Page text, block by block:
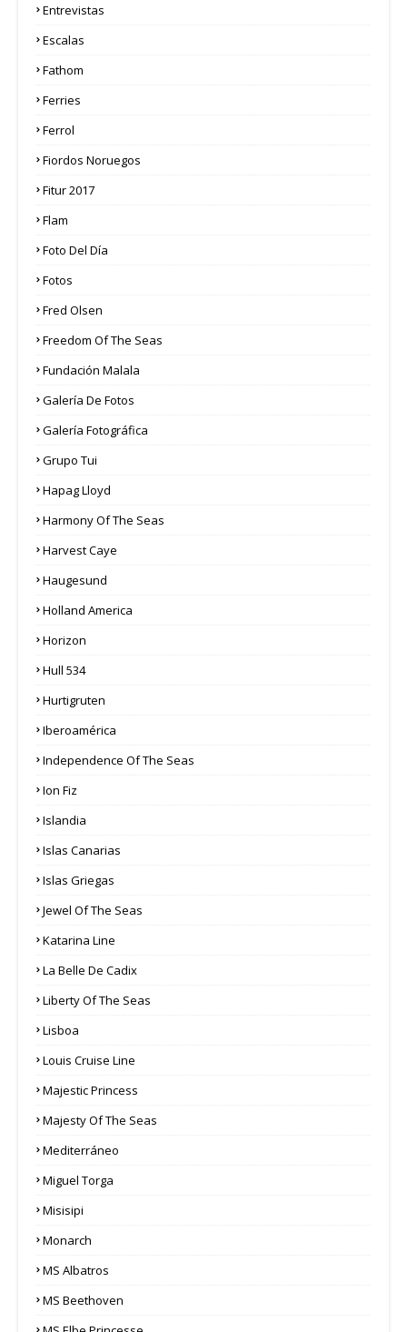
Entrevistas
Escalas
Fathom
Ferries
Ferrol
Fiordos Noruegos
Fitur 2017
Flam
Foto Del Día
Fotos
Fred Olsen
Freedom Of The Seas
Fundación Malala
Galería De Fotos
Galería Fotográfica
Grupo Tui
Hapag Lloyd
Harmony Of The Seas
Harvest Caye
Haugesund
Holland America
Horizon
Hull 534
Hurtigruten
Iberoamérica
Independence Of The Seas
Ion Fiz
Islandia
Islas Canarias
Islas Griegas
Jewel Of The Seas
Katarina Line
La Belle De Cadix
Liberty Of The Seas
Lisboa
Louis Cruise Line
Majestic Princess
Majesty Of The Seas
Mediterráneo
Miguel Torga
Misisipi
Monarch
MS Albatros
MS Beethoven